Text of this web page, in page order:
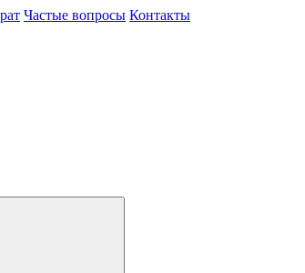
Частые вопросы Контакты